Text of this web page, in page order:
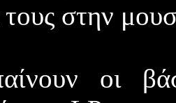
στην
οι